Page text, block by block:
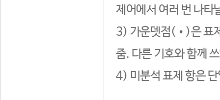
제어에서 여러 번 나타
3) 가운뎃점(•)은 표
줌. 다른 기호와 함께
4) 미분석 표제 항은